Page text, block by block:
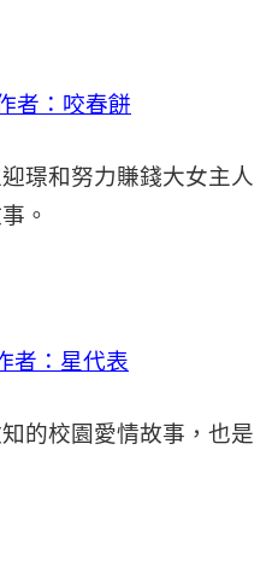
者：咬春餅
璟和努力賺錢大女主人
。
者：星代表
的校園愛情故事，也是